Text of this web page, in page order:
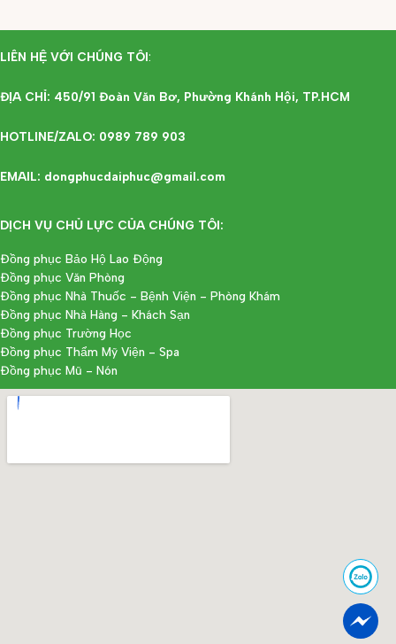
LIÊN HỆ VỚI CHÚNG TÔI:
ĐỊA CHỈ: 450/91 Đoàn Văn Bơ, Phường Khánh Hội, TP.HCM
HOTLINE/ZALO: 0989 789 903
EMAIL: dongphucdaiphuc@gmail.com
DỊCH VỤ CHỦ LỰC CỦA CHÚNG TÔI:
Đồng phục Bảo Hộ Lao Động
Đồng phục Văn Phòng
Đồng phục Nhà Thuốc - Bệnh Viện - Phòng Khám
Đồng phục Nhà Hàng - Khách Sạn
Đồng phục Trường Học
Đồng phục Thẩm Mỹ Viện - Spa
Đồng phục Mũ - Nón